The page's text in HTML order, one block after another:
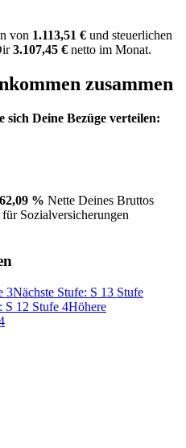
von 1.113,51 € und steuerlichen
3.107,45 € netto im Monat.
zusammen
Deine Bezüge verteilen:
62,09 % Nette Deines Bruttos
Sozialversicherungen
3Nächste Stufe: S 13 Stufe
S 12 Stufe 4Höhere